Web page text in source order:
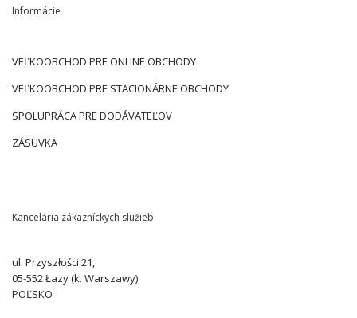
Informácie
VEĽKOOBCHOD PRE ONLINE OBCHODY
VEĽKOOBCHOD PRE STACIONÁRNE OBCHODY
SPOLUPRÁCA PRE DODÁVATEĽOV
ZÁSUVKA
Kancelária zákazníckych služieb
ul. Przyszłości 21,
05-552 Łazy (k. Warszawy)
POĽSKO